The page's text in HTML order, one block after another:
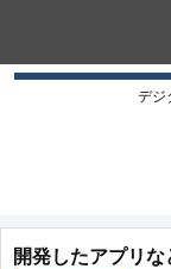
デジ
開発したアプリな